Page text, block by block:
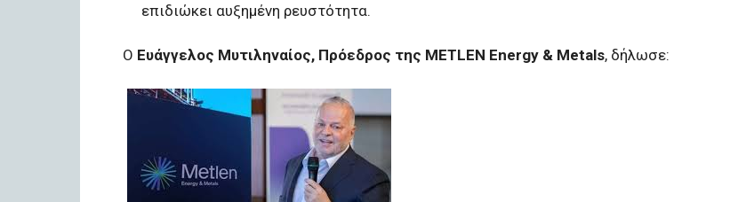
επιδιώκει αυξημένη ρευστότητα.
Ο Ευάγγελος Mυτιληναίος, Πρόεδρος της MΕTLEN Energy & Metals, δήλωσε: